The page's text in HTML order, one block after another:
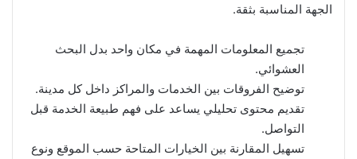
الجهة المناسبة بثقة.
تجميع المعلومات المهمة في مكان واحد بدل البحث
العشوائي.
توضيح الفروقات بين الخدمات والمراكز داخل كل مدينة.
تقديم محتوى تحليلي يساعد على فهم طبيعة الخدمة قبل
التواصل.
تسهيل المقارنة بين الخيارات المتاحة حسب الموقع ونوع